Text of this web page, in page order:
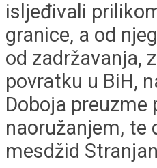
isljeđivali
granice, a od
od zadržavanja,
povratku u BiH,
Doboja preuzme
naoružanjem, te
mesdžid